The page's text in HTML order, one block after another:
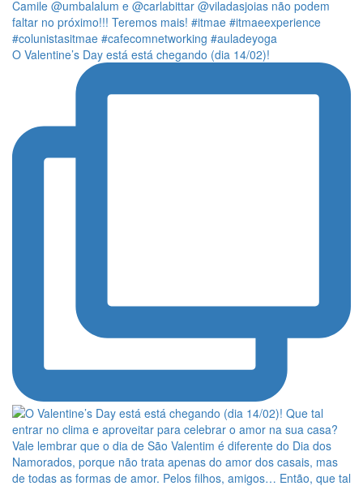
O Valentine’s Day está está chegando (dia 14/02)!